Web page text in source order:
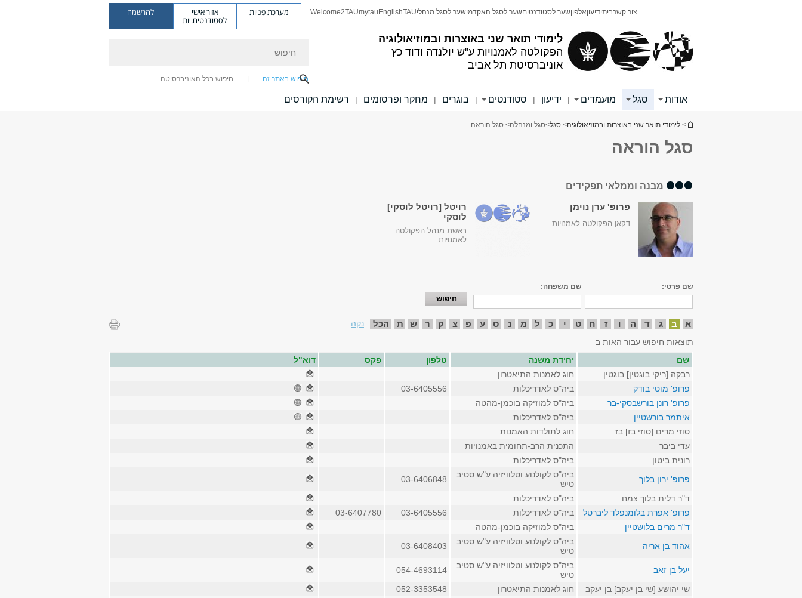
לימודי תואר שני באוצרות ובמוזיאולוגיה
הפקולטה לאמנויות ע"ש יולנדה ודוד כץ
אוניברסיטת תל אביב
צור קשרביתידיעוןאלפוןשער לסטודנטיםשער לסגל האקדמישער לסגל מנהליTAU
English
mytau
Welcome2TAU מערכת פניות אזור אישי
לסטודנטים.יות
להרשמה
חיפוש באתר זה חיפוש בכל האוניברסיטה
אודות סגל מועמדים | ידיעון | סטודנטים | בוגרים | מחקר ופרסומים | רשימת הקורסים
הינך נמצא כאן
> לימודי תואר שני באוצרות ובמוזיאולוגיה> סגל>סגל ומנהלה> סגל הוראה
סגל הוראה
מבנה וממלאי תפקידים
פרופ' ערן נוימן
דקאן הפקולטה לאמנויות
רויטל [רויטל לוסקי]
לוסקי
ראשת מנהל הפקולטה
לאמנויות
שם פרטי: שם משפחה:
א ב ג ד ה ו ז ח ט י כ ל מ נ ס ע פ צ ק ר ש ת הכל
נקה
תוצאות חיפוש עבור האות ב
שם
יחידת משנה טלפון פקס
דוא"ל
רבקה [ריקי בוגטין] בוגטין
חוג לאמנות התיאטרון
פרופ' מוטי בודק
ביה"ס לאדריכלות
03-6405556
פרופ' רונן בורשבסקי-בר
ביה"ס למוזיקה בוכמן-מהטה
איתמר בורשטיין
ביה"ס לאדריכלות
סוזי מרים [סוזי בז] בז
חוג לתולדות האמנות
עדי ביבר
התכנית הרב-תחומית באמנויות
רונית ביטון
ביה"ס לאדריכלות
פרופ' ירון בלוך
ביה"ס לקולנוע וטלוויזיה ע"ש סטיב
טיש
03-6406848
ד"ר דלית בלוך צמח
ביה"ס לאדריכלות
פרופ' אפרת בלומנפלד ליברטל
ביה"ס לאדריכלות 03-6405556
03-6407780
ד"ר מרים בלושטיין
ביה"ס למוזיקה בוכמן-מהטה
אהוד בן אריה
ביה"ס לקולנוע וטלוויזיה ע"ש סטיב
טיש
03-6408403
יעל בן זאב
ביה"ס לקולנוע וטלוויזיה ע"ש סטיב
טיש
054-4693114
שי יהושע [שי בן יעקב] בן יעקב
חוג לאמנות התיאטרון
052-3353548